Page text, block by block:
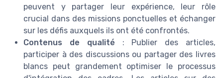
peuvent y partager leur expérience, leur rôle
crucial dans des missions ponctuelles et échanger
sur les défis auxquels ils ont été confrontés.
Contenus de qualité : Publier des articles,
participer à des discussions ou partager des livres
blancs peut grandement optimiser le processus